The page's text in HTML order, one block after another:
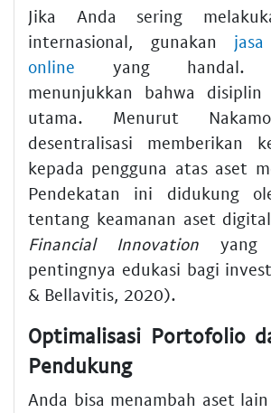
Jika Anda sering
internasional, gunakan
online yang handal.
menunjukkan bahwa disiplin
utama. Menurut
desentralisasi memberikan
kepada pengguna atas aset
Pendekatan ini didukung
tentang keamanan aset
Financial Innovation yang
pentingnya edukasi bagi
& Bellavitis, 2020).
Optimalisasi Portofolio
Pendukung
Anda bisa menambah aset